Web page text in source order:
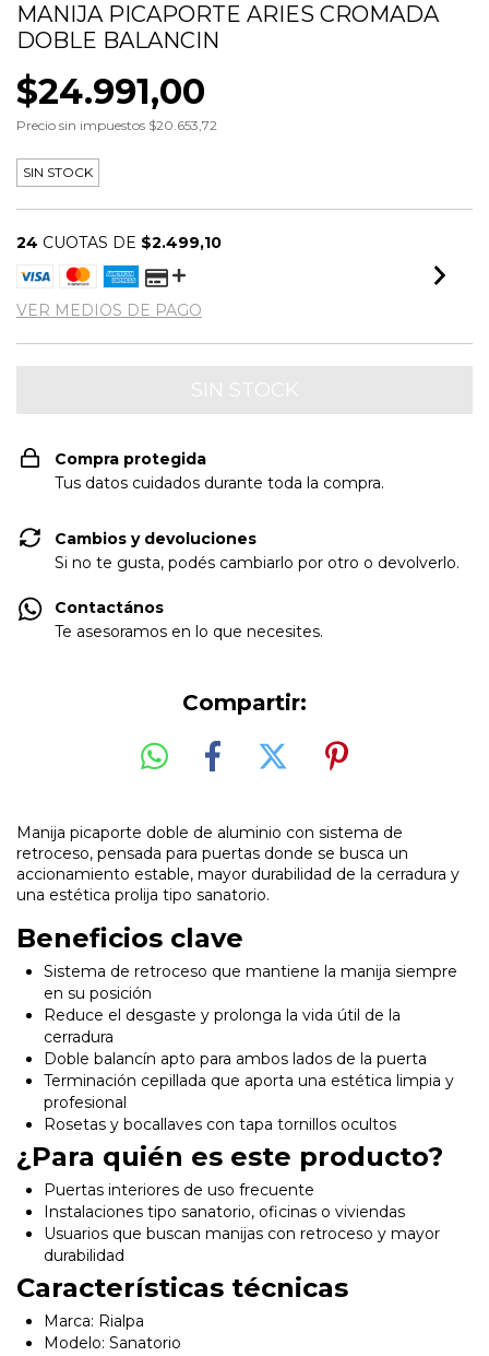
MANIJA PICAPORTE ARIES CROMADA
DOBLE BALANCIN
$24.991,00
Precio sin impuestos $20.653,72
SIN STOCK
24 CUOTAS DE $2.499,10
VER MEDIOS DE PAGO
Compra protegida
Tus datos cuidados durante toda la compra.
Cambios y devoluciones
Si no te gusta, podés cambiarlo por otro o devolverlo.
Contactános
Te asesoramos en lo que necesites.
Compartir:
Manija picaporte doble de aluminio con sistema de
retroceso, pensada para puertas donde se busca un
accionamiento estable, mayor durabilidad de la cerradura y
una estética prolija tipo sanatorio.
Beneficios clave
Sistema de retroceso que mantiene la manija siempre
en su posición
Reduce el desgaste y prolonga la vida útil de la
cerradura
Doble balancín apto para ambos lados de la puerta
Terminación cepillada que aporta una estética limpia y
profesional
Rosetas y bocallaves con tapa tornillos ocultos
¿Para quién es este producto?
Puertas interiores de uso frecuente
Instalaciones tipo sanatorio, oficinas o viviendas
Usuarios que buscan manijas con retroceso y mayor
durabilidad
Características técnicas
Marca: Rialpa
Modelo: Sanatorio